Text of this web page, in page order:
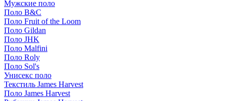
Мужские поло
Поло B&C
Поло Fruit of the Loom
Поло Gildan
Поло JHK
Поло Malfini
Поло Roly
Поло Sol's
Унисекс поло
Текстиль James Harvest
Поло James Harvest